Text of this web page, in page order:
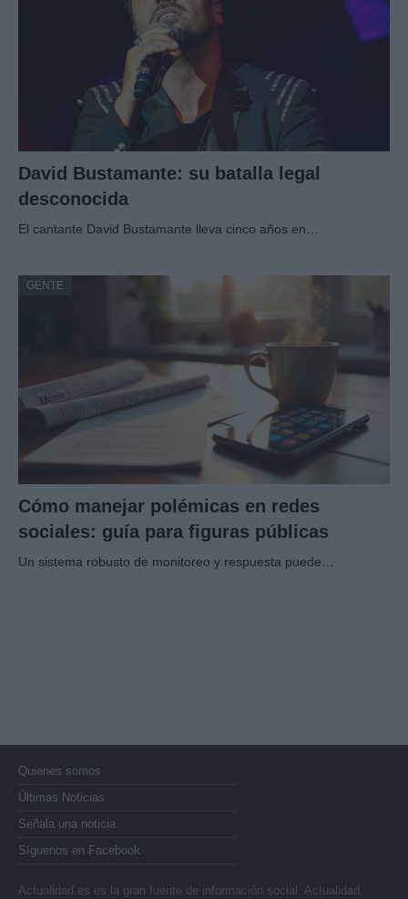
David Bustamante: su batalla legal
desconocida
El cantante David Bustamante lleva cinco años en…
GENTE
Cómo manejar polémicas en redes
sociales: guía para figuras públicas
Un sistema robusto de monitoreo y respuesta puede…
Quienes somos
Últimas Noticias
Señala una noticia
Síguenos en Facebook
Actualidad.es es la gran fuente de información social. Actualidad,